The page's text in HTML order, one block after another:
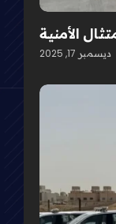
الأمنية
ديسمبر 17, 2025